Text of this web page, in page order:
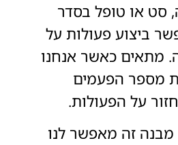
סט או טופל בסדר
ביצוע פעולות על
מתאים כאשר אנחנו
מספר הפעמים
על הפעולות.
מבנה זה מאפשר לנו